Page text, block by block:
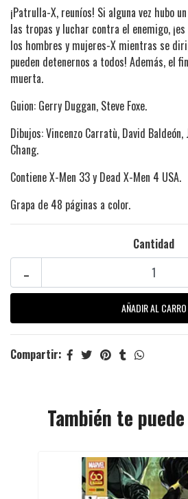
¡Patrulla-X, reuníos! Si alguna vez hubo
las tropas y luchar contra el enemigo,
los hombres y mujeres-X mientras se
pueden detenernos a todos! Además, el
muerta.
Guion: Gerry Duggan, Steve Foxe.
Dibujos: Vincenzo Carratù, David
Chang.
Contiene X-Men 33 y Dead X-Men 4 USA.
Grapa de 48 páginas a color.
Cantidad
-
Compartir:
También te